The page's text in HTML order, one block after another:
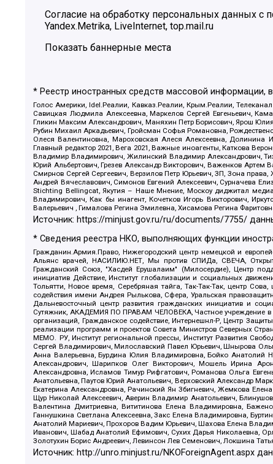
Согласие на обработку персональных данных
Yandex.Metrika, LiveInternet, top.mail.ru
Показать баннерные места
* Реестр иностранных средств массовой информации,
Голос Америки, Idel.Реалии, Кавказ.Реалии, Крым.Реалии,
Савицкая Людмила Алексеевна, Маркелов Сергей Евгеньевич,
Гликин Максим Александрович, Маняхин Петр Борисович, Ярош
Рубин Михаил Аркадьевич, Гройсман Софья Романовна,
Олеся Валентиновна, Мароховская Алеся Алексеевна,
Главный редактор 2021, Вега 2021, Важные иноагенты, Каткова
Владимир Владимирович, Жилинский Владимир Александрович,
Юрий Альбертович, Грезев Александр Викторович, Важенков
Смирнов Сергей Сергеевич, Верзилов Петр Юрьевич, ЗП, Зона
Андрей Вячеславович, Симонов Евгений Алексеевич, Сурначева
Stichting Bellingcat, Якутия – Наше Мнение, Москоу диджитал
Владимирович, Как бы инагент, Кочетков Игорь Викторович,
Валерьевич , Гималова Регина Эмилевна, Хисамова Регина
Источник: https://minjust.gov.ru/ru/documents/7755/
* Сведения реестра НКО, выполняющих функции
Гражданин.Армия.Право, Нижегородский центр немецкой и
Альянс врачей, НАСИЛИЮ.НЕТ, Мы против СПИДа, СВЕЧА,
Гражданский Союз, "Хасдей Ерушалаим" (Милосердие), Центр
инициатив Действие, Институт глобализации и социальных
Тольятти, Новое время, Серебряная тайга, Так-Так-Так, центр
содействия имени Андрея Рылькова, Сфера, Уральская
Дальневосточный центр развития гражданских инициатив и
Сутяжник, АКАДЕМИЯ ПО ПРАВАМ ЧЕЛОВЕКА, Частное учреждение в
организаций, Гражданское содействие, Интернешнл-Р, Центр
реализации программ и проектов Совета Министров Северных
МЕМО. РУ, Институт региональной прессы, Институт Развития
Сергей Владимирович, Милославский Павел Юрьевич, Шнырова
Анна Валерьевна, Бурдина Юлия Владимировна, Бойко Анатолий
Александрович, Шарипков Олег Викторович, Мошель Ирина
Александровна, Исламов Тимур Рифгатович, Романова Ольга
Анатольевна, Паутов Юрий Анатольевич, Верховский Александр
Екатерина Александровна, Рачинский Ян Збигневич, Жемкова
Щур Николай Алексеевич, Аверин Владимир Анатольевич,
Валентина Дмитриевна, Вититинова Елена Владимировна,
Ганнушкина Светлана Алексеевна, Закс Елена Владимировна,
Анатолий Мариевич, Прохоров Вадим Юрьевич, Шахова Елена
Иванович, Шабад Анатолий Ефимович, Сухих Дарья Николаевна,
Золотухин Борис Андреевич, Левинсон Лев Семенович, Локшина
Источник: http://unro.minjust.ru/NKOForeignAgent.aspx